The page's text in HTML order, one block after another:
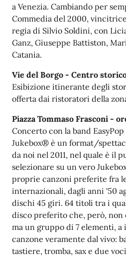
a Venezia. Cambiando per
Commedia del 2000,
regia di Silvio Soldini, con
Ganz, Giuseppe Battiston,
Catania.
Vie del Borgo - Centro
Esibizione itinerante degli
offerta dai ristoratori della
Piazza Tommaso Frasconi -
Concerto con la band
Jukebox® è un format/
da noi nel 2011, nel quale è il
selezionare su un vero
proprie canzoni preferite fra
internazionali, dagli anni '50
dischi 45 giri. 64 titoli tra i
disco preferito che, però, non
ma un gruppo di 7 elementi,
canzone veramente dal vivo:
tastiere, tromba, sax e due